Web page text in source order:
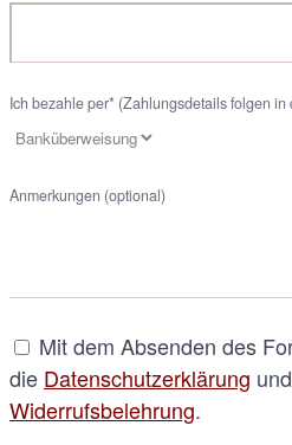
Ich bezahle per* (Zahlungsdetails folgen
Anmerkungen (optional)
Mit dem Absenden des
die Datenschutzerklärung
Widerrufsbelehrung.